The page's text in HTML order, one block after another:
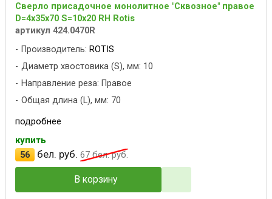
Сверло присадочное монолитное "Сквозное" правое
D=4x35x70 S=10x20 RH Rotis
артикул 424.0470R
Производитель: ROTIS
Диаметр хвостовика (S), мм: 10
Направление реза: Правое
Общая длина (L), мм: 70
подробнее
купить
56
бел. руб. 67бел. руб.
В корзину